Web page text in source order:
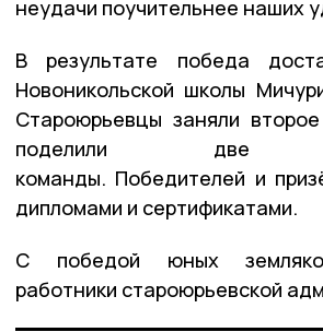
неудачи поучительнее наших
В результате победа
Новоникольской школы
Староюрьевцы заняли
поделили две
команды. Победителей и
дипломами и сертификатами.
С победой юных
работники староюрьевской